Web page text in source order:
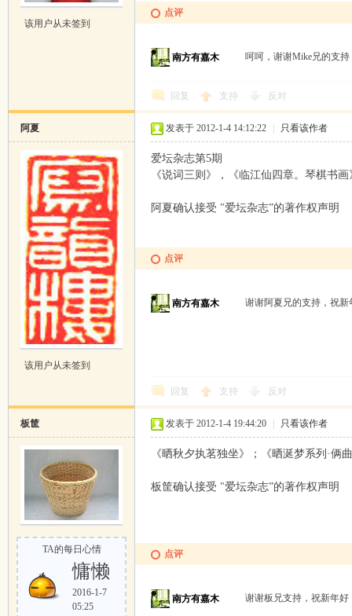
该用户从未签到
点评
南方有嘉木 呵呵，谢谢Mike兄的支
回复 支持 反对
阿夏
该用户从未签到
发表于 2012-1-4 14:12:22 只看该作者
爱坛杂志第5期
《说词三则》，《临江仙四章。琴棋
阿夏确认接受 "爱坛杂志”的著作权声明
点评
南方有嘉木 谢谢阿夏兄的支持，祝
回复 支持 反对
板筐
TA的每日心情
慵懒
2016-1-7
05:25
发表于 2012-1-4 19:44:20 只看该作者
《晒秋夕执茗独坐》；《晒涎梦系列·
板筐确认接受 "爱坛杂志”的著作权声明
点评
南方有嘉木 谢谢板兄支持，祝新年